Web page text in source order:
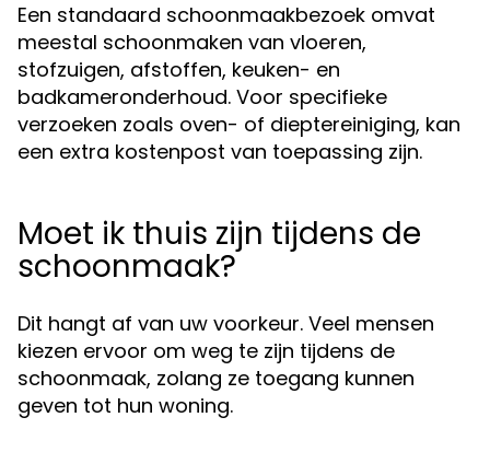
Een standaard schoonmaakbezoek omvat
meestal schoonmaken van vloeren,
stofzuigen, afstoffen, keuken- en
badkameronderhoud. Voor specifieke
verzoeken zoals oven- of dieptereiniging, kan
een extra kostenpost van toepassing zijn.
Moet ik thuis zijn tijdens de
schoonmaak?
Dit hangt af van uw voorkeur. Veel mensen
kiezen ervoor om weg te zijn tijdens de
schoonmaak, zolang ze toegang kunnen
geven tot hun woning.